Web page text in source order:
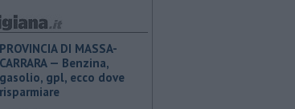
PROVINCIA DI MASSA-
CARRARA — ​Benzina,
gasolio, gpl, ecco dove
risparmiare